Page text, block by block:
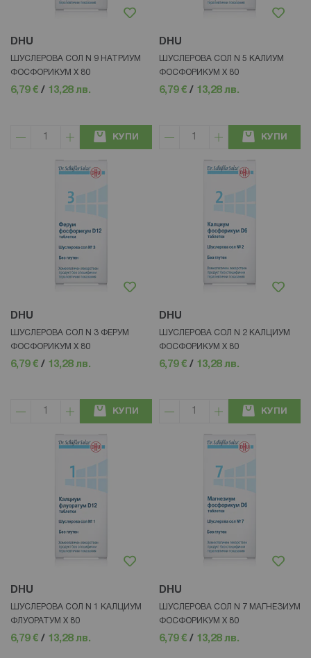
DHU
ШУСЛЕРОВА СОЛ N 9 НАТРИУМ
ФОСФОРИКУМ Х 80
6,79 € / 13,28 лв.
КУПИ
DHU
ШУСЛЕРОВА СОЛ N 5 КАЛИУМ
ФОСФОРИКУМ Х 80
6,79 € / 13,28 лв.
КУПИ
DHU
ШУСЛЕРОВА СОЛ N 3 ФЕРУМ
ФОСФОРИКУМ Х 80
6,79 € / 13,28 лв.
КУПИ
DHU
ШУСЛЕРОВА СОЛ N 2 КАЛЦИУМ
ФОСФОРИКУМ Х 80
6,79 € / 13,28 лв.
КУПИ
DHU
ШУСЛЕРОВА СОЛ N 1 КАЛЦИУМ
ФЛУОРАТУМ Х 80
6,79 € / 13,28 лв.
DHU
ШУСЛЕРОВА СОЛ N 7 МАГНЕЗИУМ
ФОСФОРИКУМ Х 80
6,79 € / 13,28 лв.